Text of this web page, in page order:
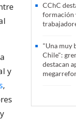
y
,
CChC
formación
"Una muy
Chile":
destacan